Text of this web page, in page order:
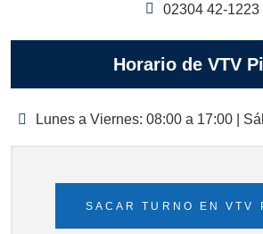
02304 42-1223
Horario de VTV
Lunes a Viernes: 08:00 a 17:00 |
SACAR TURNO EN VTV